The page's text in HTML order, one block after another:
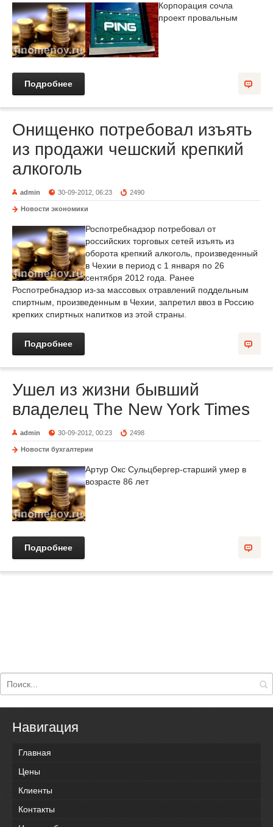
Корпорация сочла
проект провальным
Подробнее
Онищенко потребовал изъять
из продажи чешский крепкий
алкоголь
admin 30-09-2012, 06:23 2490
Новости экономики
Роспотребнадзор потребовал от
российских торговых сетей изъять из
оборота крепкий алкоголь, произведенный
в Чехии в период с 1 января по 26
сентября 2012 года. Ранее
Роспотребнадзор из-за массовых отравлений поддельным
спиртным, произведенным в Чехии, запретил ввоз в Россию
крепких спиртных напитков из этой страны.
Подробнее
Ушел из жизни бывший
владелец The New York Times
admin 30-09-2012, 00:23 2498
Новости бухгалтерии
Артур Окс Сульцбергер-старший умер в
возрасте 86 лет
Подробнее
Навигация
Главная
Цены
Клиенты
Контакты